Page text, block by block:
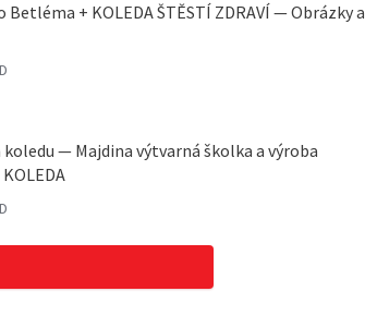
+ KOLEDA ŠTĚSTÍ ZDRAVÍ — Obrázky a
— Majdina výtvarná školka a výroba